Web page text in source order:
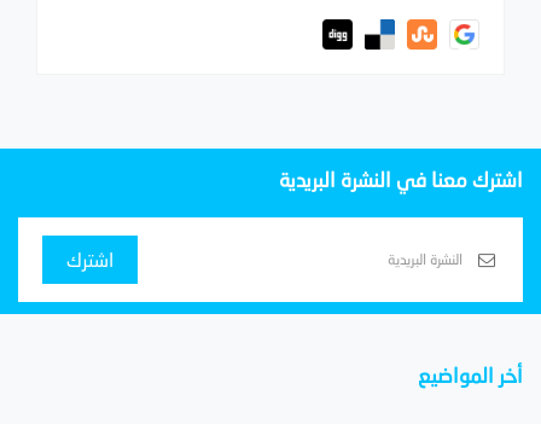
اشترك معنا في النشرة البريدية
اشترك
أخر المواضيع